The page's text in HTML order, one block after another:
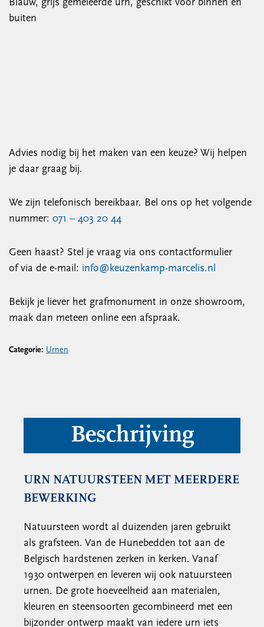
Blauw, grijs gemêleerde urn, geschikt voor binnen en
buiten
Advies nodig bij het maken van een keuze? Wij helpen
je daar graag bij.
We zijn telefonisch bereikbaar. Bel ons op het volgende
nummer: 071 – 403 20 44
Geen haast? Stel je vraag via ons contactformulier
of via de e-mail: info@keuzenkamp-marcelis.nl
Bekijk je liever het grafmonument in onze showroom,
maak dan meteen online een afspraak.
Categorie: Urnen
Beschrijving
URN NATUURSTEEN MET MEERDERE
BEWERKING
Natuursteen wordt al duizenden jaren gebruikt
als grafsteen. Van de Hunebedden tot aan de
Belgisch hardstenen zerken in kerken. Vanaf
1930 ontwerpen en leveren wij ook natuursteen
urnen. De grote hoeveelheid aan materialen,
kleuren en steensoorten gecombineerd met een
bijzonder ontwerp maakt van iedere urn iets